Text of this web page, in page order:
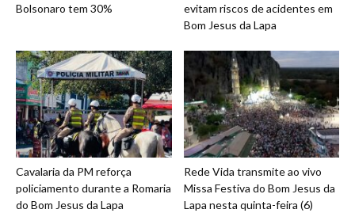
Bolsonaro tem 30%
evitam riscos de acidentes em
Bom Jesus da Lapa
Cavalaria da PM reforça
policiamento durante a Romaria
do Bom Jesus da Lapa
Rede Vida transmite ao vivo
Missa Festiva do Bom Jesus da
Lapa nesta quinta-feira (6)